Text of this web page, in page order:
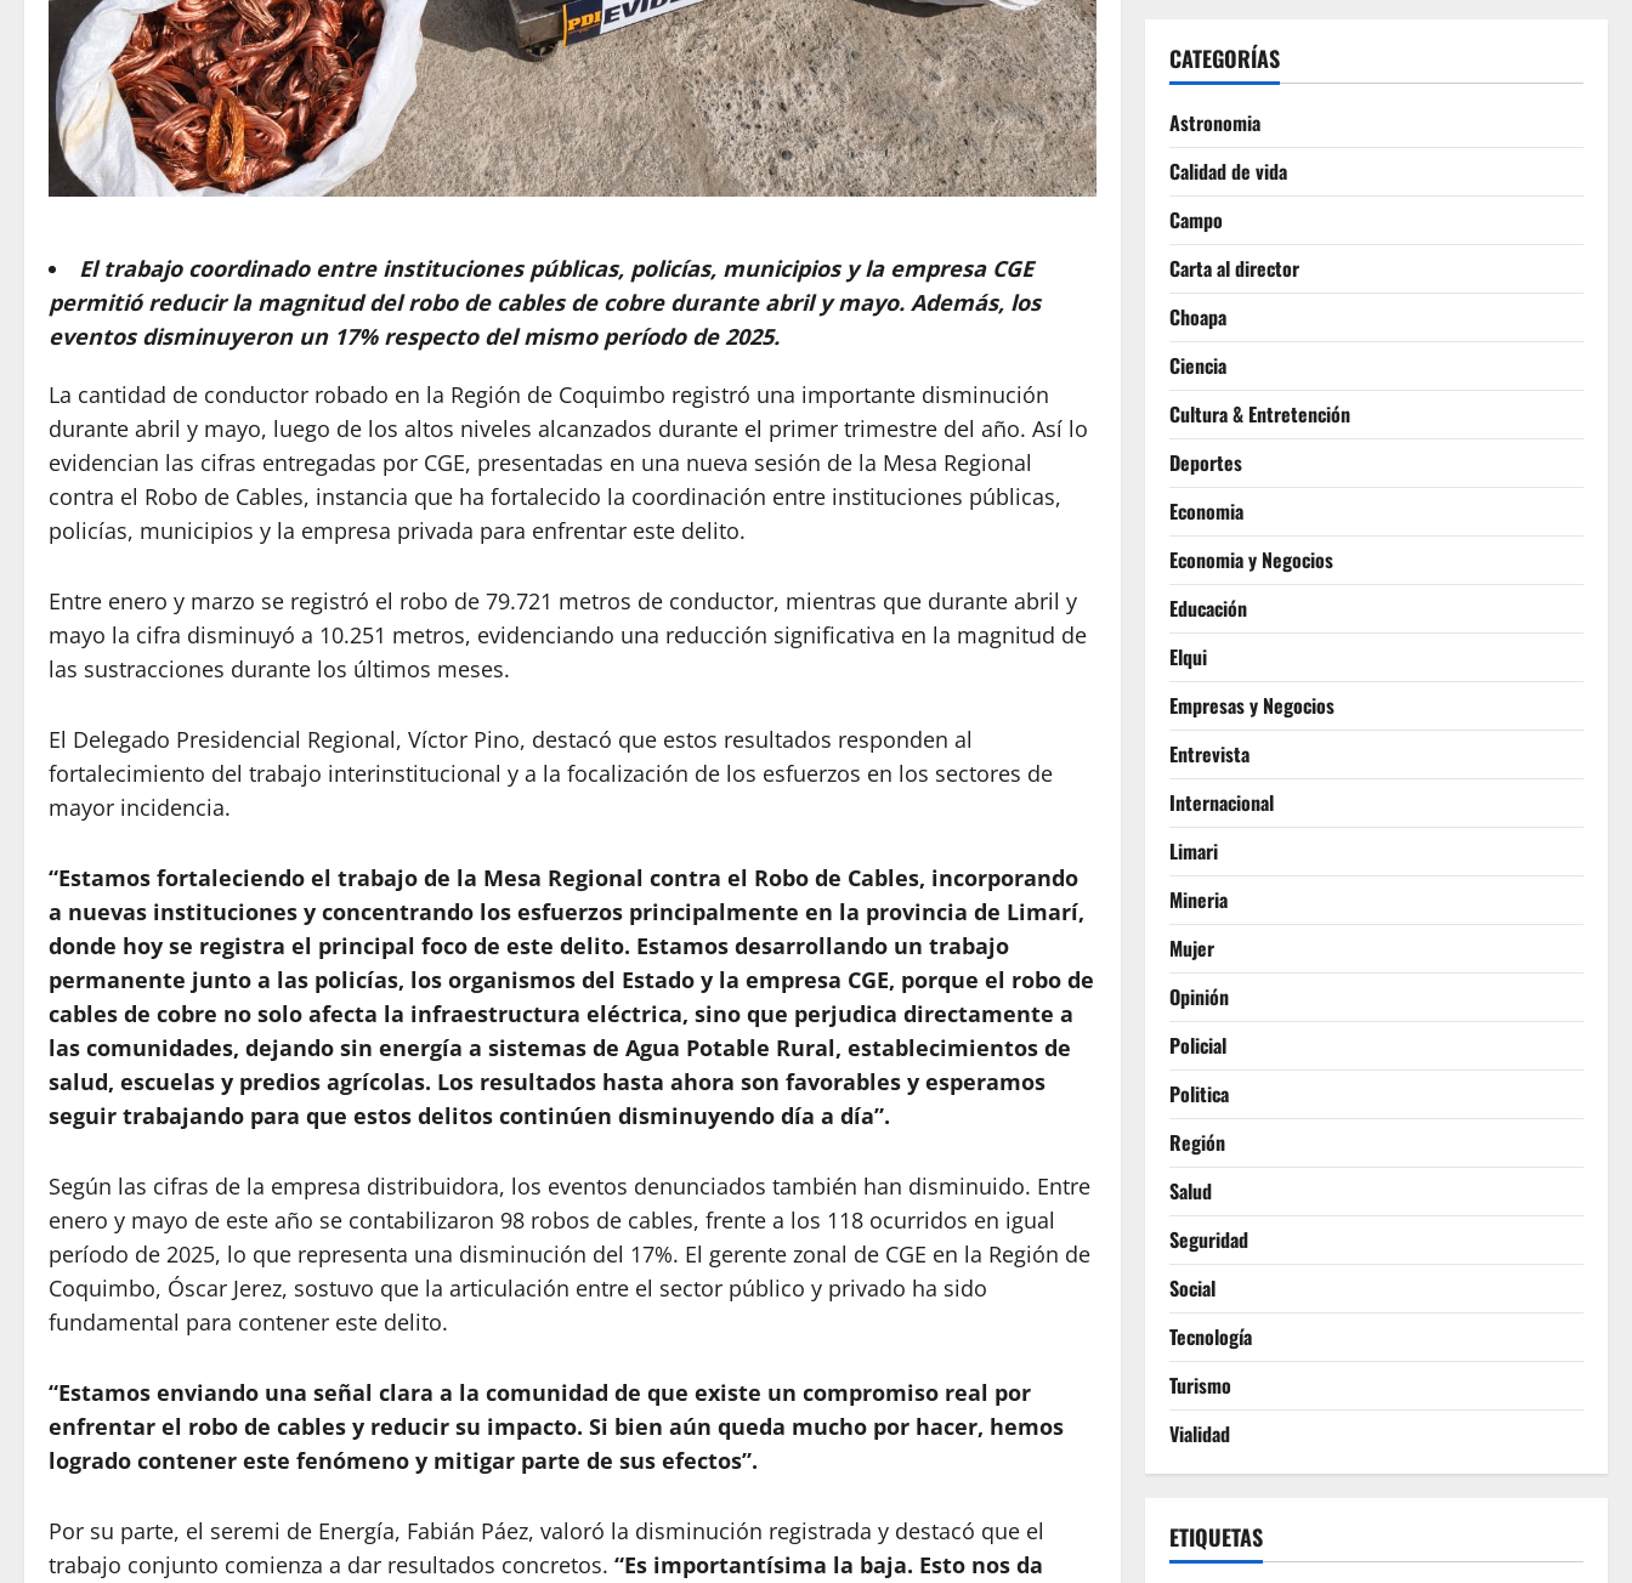
El trabajo coordinado entre instituciones públicas, policías, municipios y la empresa CGE
permitió reducir la magnitud del robo de cables de cobre durante abril y mayo. Además, los
eventos disminuyeron un 17% respecto del mismo período de 2025.
La cantidad de conductor robado en la Región de Coquimbo registró una importante disminución
durante abril y mayo, luego de los altos niveles alcanzados durante el primer trimestre del año. Así lo
evidencian las cifras entregadas por CGE, presentadas en una nueva sesión de la Mesa Regional
contra el Robo de Cables, instancia que ha fortalecido la coordinación entre instituciones públicas,
policías, municipios y la empresa privada para enfrentar este delito.
Entre enero y marzo se registró el robo de 79.721 metros de conductor, mientras que durante abril y
mayo la cifra disminuyó a 10.251 metros, evidenciando una reducción significativa en la magnitud de
las sustracciones durante los últimos meses.
El Delegado Presidencial Regional, Víctor Pino, destacó que estos resultados responden al
fortalecimiento del trabajo interinstitucional y a la focalización de los esfuerzos en los sectores de
mayor incidencia.
“Estamos fortaleciendo el trabajo de la Mesa Regional contra el Robo de Cables, incorporando
a nuevas instituciones y concentrando los esfuerzos principalmente en la provincia de Limarí,
donde hoy se registra el principal foco de este delito. Estamos desarrollando un trabajo
permanente junto a las policías, los organismos del Estado y la empresa CGE, porque el robo de
cables de cobre no solo afecta la infraestructura eléctrica, sino que perjudica directamente a
las comunidades, dejando sin energía a sistemas de Agua Potable Rural, establecimientos de
salud, escuelas y predios agrícolas. Los resultados hasta ahora son favorables y esperamos
seguir trabajando para que estos delitos continúen disminuyendo día a día”.
Según las cifras de la empresa distribuidora, los eventos denunciados también han disminuido. Entre
enero y mayo de este año se contabilizaron 98 robos de cables, frente a los 118 ocurridos en igual
período de 2025, lo que representa una disminución del 17%. El gerente zonal de CGE en la Región de
Coquimbo, Óscar Jerez, sostuvo que la articulación entre el sector público y privado ha sido
fundamental para contener este delito.
“Estamos enviando una señal clara a la comunidad de que existe un compromiso real por
enfrentar el robo de cables y reducir su impacto. Si bien aún queda mucho por hacer, hemos
logrado contener este fenómeno y mitigar parte de sus efectos”.
Por su parte, el seremi de Energía, Fabián Páez, valoró la disminución registrada y destacó que el
trabajo conjunto comienza a dar resultados concretos. “Es importantísima la baja. Esto nos da
CATEGORÍAS
Astronomia
Calidad de vida
Campo
Carta al director
Choapa
Ciencia
Cultura & Entretención
Deportes
Economia
Economia y Negocios
Educación
Elqui
Empresas y Negocios
Entrevista
Internacional
Limari
Mineria
Mujer
Opinión
Policial
Politica
Región
Salud
Seguridad
Social
Tecnología
Turismo
Vialidad
ETIQUETAS